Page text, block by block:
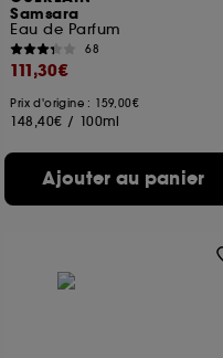
Samsara
Eau de Parfum
68
111,30€
Prix d'origine : 159,00€
148,40€ / 100ml
Ajouter au panier